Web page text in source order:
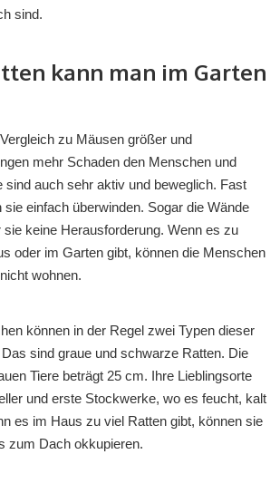
sind.
kann man im Garten
zu Mäusen größer und
mehr Schaden den Menschen und
sind auch sehr aktiv und beweglich. Fast
sie einfach überwinden. Sogar die Wände
keine Herausforderung. Wenn es zu
oder im Garten gibt, können die Menschen
wohnen.
können in der Regel zwei Typen dieser
sind graue und schwarze Ratten. Die
Tiere beträgt 25 cm. Ihre Lieblingsorte
und erste Stockwerke, wo es feucht, kalt
es im Haus zu viel Ratten gibt, können sie
zum Dach okkupieren.